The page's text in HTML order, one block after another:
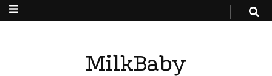
MilkBaby